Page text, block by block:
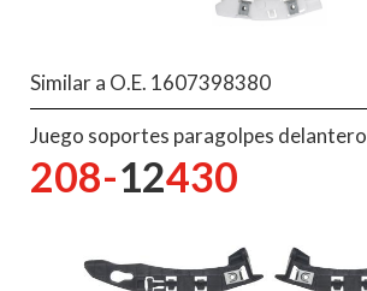
Similar a O.E. 1607398380
Juego soportes paragolpes delantero
208-12430